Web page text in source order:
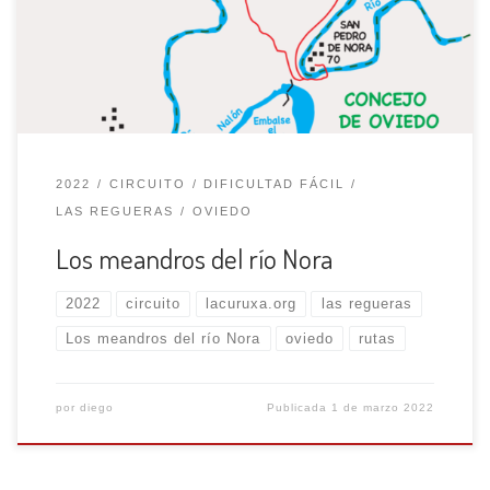
arquitectura prerrománica asturiana del s. IX, que fue
declarado Monumento Nacional en el año 1931.
Cruzamos el puente […]
2022 CIRCUITO DIFICULTAD FÁCIL
LAS REGUERAS OVIEDO
Los meandros del río Nora
2022 circuito lacuruxa.org las regueras
Los meandros del río Nora oviedo rutas
por diego Publicada 1 de marzo 2022